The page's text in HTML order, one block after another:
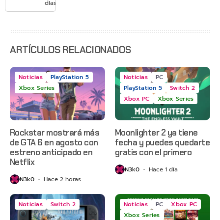
Gears of
2 y más
días
ARTÍCULOS RELACIONADOS
Noticias
PlayStation 5
Xbox Series
Rockstar mostrará más
de GTA 6 en agosto con
estreno anticipado en
Netflix
N3k0 Hace 2 horas
Noticias
PC
PlayStation 5
Switch 2
Xbox PC
Xbox Series
Moonlighter 2 ya tiene
fecha y puedes quedarte
gratis con el primero
N3k0 Hace 1 día
Noticias Switch 2 Noticias PC
Xbox PC
Xbox Series